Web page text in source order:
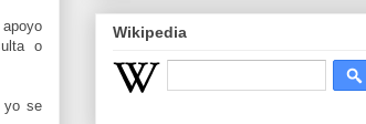
o
yo se
Wikipedia